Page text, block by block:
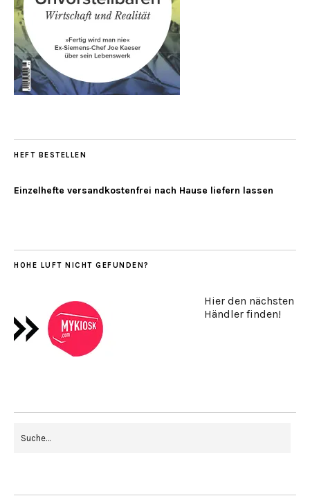
HEFT BESTELLEN
Einzelhefte versandkostenfrei nach Hause liefern lassen
HOHE LUFT NICHT GEFUNDEN?
Hier den nächsten
Händler finden!